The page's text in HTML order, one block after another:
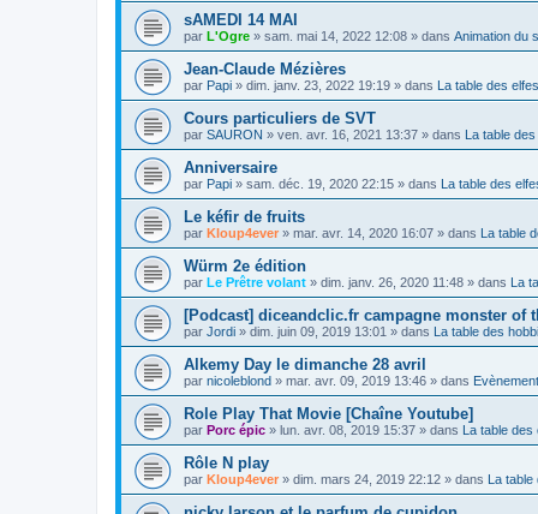
sAMEDI 14 MAI
par L'Ogre » sam. mai 14, 2022 12:08 » dans Animation du
Jean-Claude Mézières
par Papi » dim. janv. 23, 2022 19:19 » dans La table des elfes
Cours particuliers de SVT
par SAURON » ven. avr. 16, 2021 13:37 » dans La table des
Anniversaire
par Papi » sam. déc. 19, 2020 22:15 » dans La table des
Le kéfir de fruits
par Kloup4ever » mar. avr. 14, 2020 16:07 » dans La table
Würm 2e édition
par Le Prêtre volant » dim. janv. 26, 2020 11:48 » dans La
[Podcast] diceandclic.fr campagne monster of
par Jordi » dim. juin 09, 2019 13:01 » dans La table des
Alkemy Day le dimanche 28 avril
par nicoleblond » mar. avr. 09, 2019 13:46 » dans
Role Play That Movie [Chaîne Youtube]
par Porc épic » lun. avr. 08, 2019 15:37 » dans La table des
Rôle N play
par Kloup4ever » dim. mars 24, 2019 22:12 » dans La table